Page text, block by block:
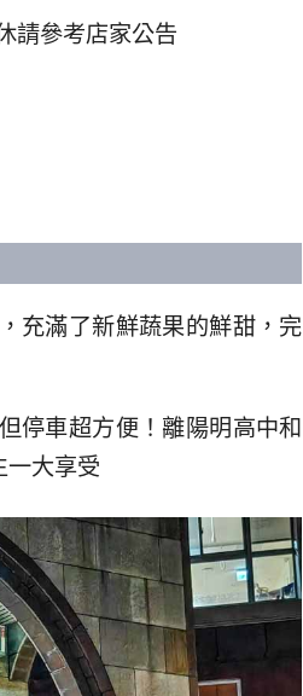
請參考店家公告
充滿了新鮮蔬果的鮮甜，完
停車超方便！離陽明高中和
一大享受